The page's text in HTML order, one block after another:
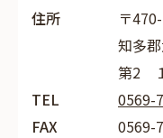
住所
〒
知多
第2
TEL
0569-
FAX
0569-